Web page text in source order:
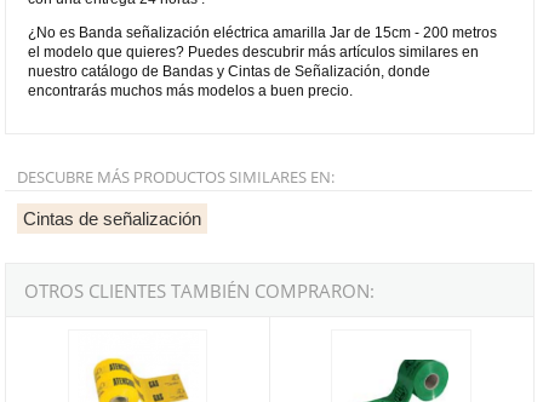
¿No es Banda señalización eléctrica amarilla Jar de 15cm - 200 metros
el modelo que quieres? Puedes descubrir más artículos similares en
nuestro catálogo de Bandas y Cintas de Señalización, donde
encontrarás muchos más modelos a buen precio.
DESCUBRE MÁS PRODUCTOS SIMILARES EN:
Cintas de señalización
OTROS CLIENTES TAMBIÉN COMPRARON: